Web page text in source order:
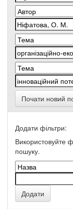
Почати новий
Додати фільтри:
Використовуйте
пошуку.